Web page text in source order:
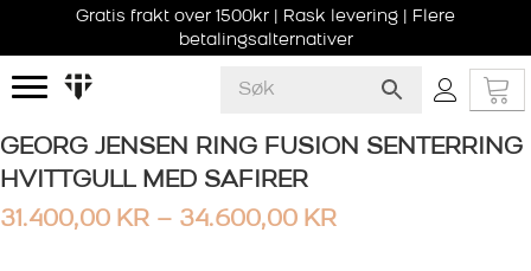
Gratis frakt over 1500kr | Rask levering | Flere
betalingsalternativer
GEORG JENSEN RING FUSION SENTERRING
HVITTGULL MED SAFIRER
31.400,00 KR – 34.600,00 KRPRISOMRÅDE: